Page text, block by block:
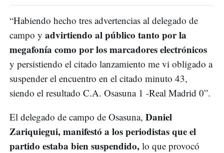
“Habiendo hecho tres advertencias al delegado de
campo y advirtiendo al público tanto por la
megafonía como por los marcadores electrónicos
y persistiendo el citado lanzamiento me vi obligado a
suspender el encuentro en el citado minuto 43,
siendo el resultado C.A. Osasuna 1 -Real Madrid 0”.
El delegado de campo de Osasuna, Daniel
Zariquiegui, manifestó a los periodistas que el
partido estaba bien suspendido, lo que provocó